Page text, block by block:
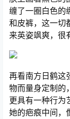
缠了一圈白色的
和皮裤，这一切
来英姿飒爽，很
再看南方日鹤这
物而量身定制的
更具有一种行为
她的疤痕中间，